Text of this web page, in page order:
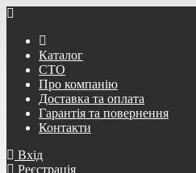
Каталог
СТО
Про компанію
Доставка та оплата
Гарантія та повернення
Контакти
Вхід
Реєстрація